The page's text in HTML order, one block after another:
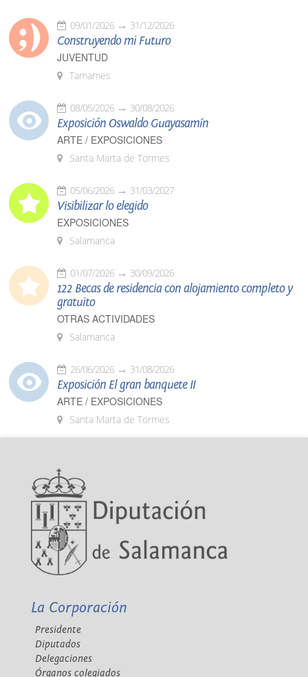
09/01/2026 31/12/2026
Construyendo mi Futuro
JUVENTUD
Tamames
08/05/2026 30/08/2026
Exposición Oswaldo Guayasamín
ARTE / EXPOSICIONES
Santa Marta de Tormes
05/06/2026 31/03/2027
Visibilizar lo elegido
EXPOSICIONES
Salamanca
01/07/2026 30/09/2026
122 Becas de residencia con alojamiento completo y
gratuito
OTRAS ACTIVIDADES
Salamanca
26/06/2026 31/08/2026
Exposición El gran banquete II
ARTE / EXPOSICIONES
Santa Marta de Tormes
La Corporación
Presidente
Diputados
Delegaciones
Órganos colegiados